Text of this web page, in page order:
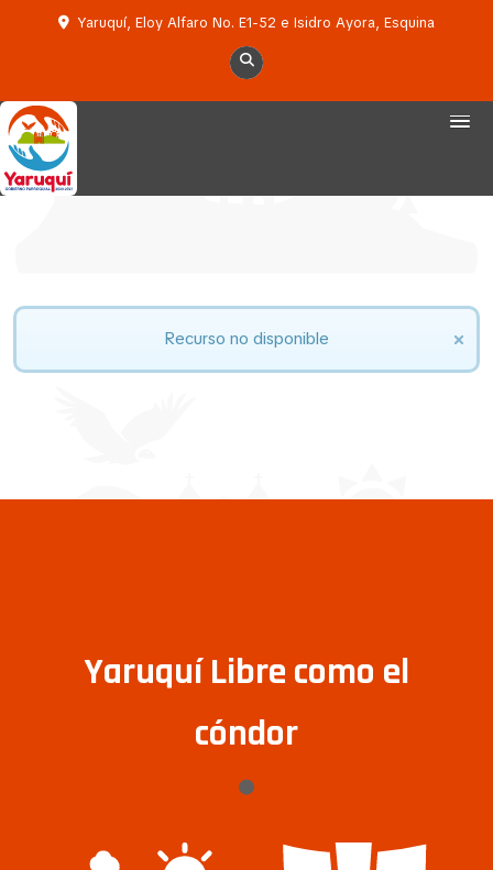
Yaruquí, Eloy Alfaro No. E1-52 e Isidro Ayora, Esquina
Recurso no disponible
Yaruquí Libre como el
cóndor